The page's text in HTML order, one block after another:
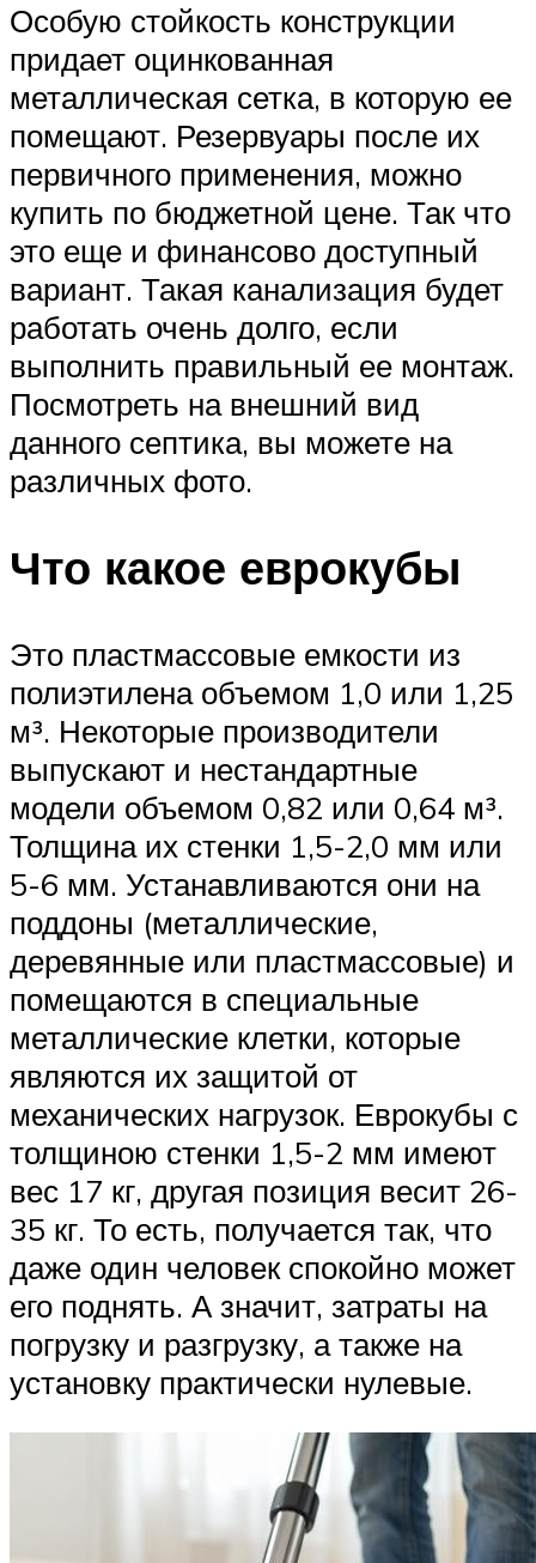
Особую стойкость конструкции
придает оцинкованная
металлическая сетка, в которую ее
помещают. Резервуары после их
первичного применения, можно
купить по бюджетной цене. Так что
это еще и финансово доступный
вариант. Такая канализация будет
работать очень долго, если
выполнить правильный ее монтаж.
Посмотреть на внешний вид
данного септика, вы можете на
различных фото.
Что какое еврокубы
Это пластмассовые емкости из
полиэтилена объемом 1,0 или 1,25
м³. Некоторые производители
выпускают и нестандартные
модели объемом 0,82 или 0,64 м³.
Толщина их стенки 1,5-2,0 мм или
5-6 мм. Устанавливаются они на
поддоны (металлические,
деревянные или пластмассовые) и
помещаются в специальные
металлические клетки, которые
являются их защитой от
механических нагрузок. Еврокубы с
толщиною стенки 1,5-2 мм имеют
вес 17 кг, другая позиция весит 26-
35 кг. То есть, получается так, что
даже один человек спокойно может
его поднять. А значит, затраты на
погрузку и разгрузку, а также на
установку практически нулевые.